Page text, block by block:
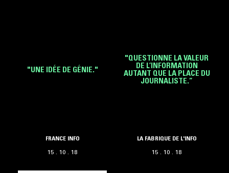
"UNE IDÉE DE GÉNIE."
FRANCE INFO
15 . 10 . 18
"QUESTIONNE LA VALEUR
DE L’INFORMATION
AUTANT QUE LA PLACE DU
JOURNALISTE.”
LA FABRIQUE DE L'INFO
15 . 10 . 18